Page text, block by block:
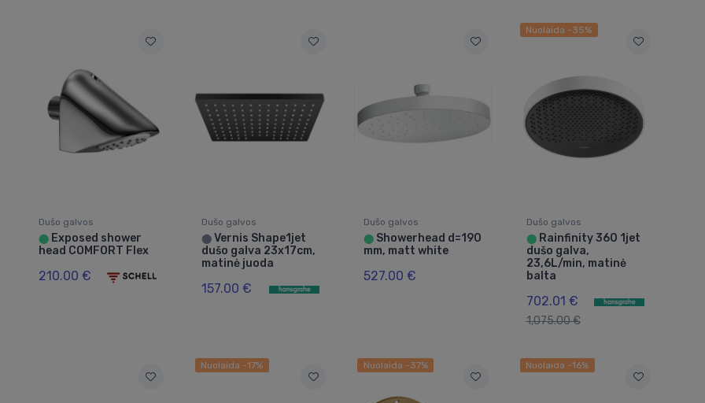
Dušo galvos
⬤ Exposed shower
head COMFORT Flex
210.00 €
Dušo galvos
⬤Vernis Shape1jet
dušo galva 23x17cm,
matinė juoda
157.00 €
Dušo galvos
⬤ Showerhead d=190
mm, matt white
527.00 €
Nuolaida -35%
Dušo galvos
⬤Rainfinity 360 1jet
dušo galva,
23,6L/min, matinė
balta
702.01 €
1,075.00 €
Nuolaida -17% Nuolaida -37% Nuolaida -16%